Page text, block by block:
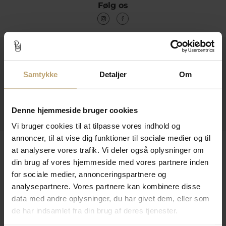
Samtykke Detaljer Om
Denne hjemmeside bruger cookies
Vi bruger cookies til at tilpasse vores indhold og
annoncer, til at vise dig funktioner til sociale medier og til
at analysere vores trafik. Vi deler også oplysninger om
din brug af vores hjemmeside med vores partnere inden
for sociale medier, annonceringspartnere og
analysepartnere. Vores partnere kan kombinere disse
data med andre oplysninger, du har givet dem, eller som
de har indsamlet fra din brug af deres tjenester.
Følg os
Kontakt
Åbningstider I Butikken
Praktiske Sider
Leveringsmuligheder
Betalingsmuligheder